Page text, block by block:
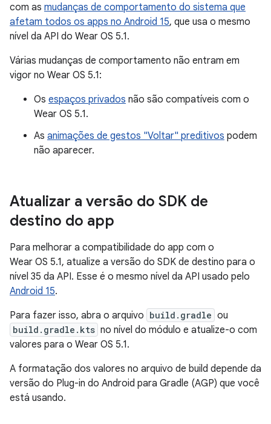
com as mudanças de comportamento do sistema que
afetam todos os apps no Android 15, que usa o mesmo
nível da API do Wear OS 5.1.
Várias mudanças de comportamento não entram em
vigor no Wear OS 5.1:
Os espaços privados não são compatíveis com o
Wear OS 5.1.
As animações de gestos "Voltar" preditivos podem
não aparecer.
Atualizar a versão do SDK de
destino do app
Para melhorar a compatibilidade do app com o
Wear OS 5.1, atualize a versão do SDK de destino para o
nível 35 da API. Esse é o mesmo nível da API usado pelo
Android 15.
Para fazer isso, abra o arquivo build.gradle ou
build.gradle.kts no nível do módulo e atualize-o com
valores para o Wear OS 5.1.
A formatação dos valores no arquivo de build depende da
versão do Plug-in do Android para Gradle (AGP) que você
está usando.